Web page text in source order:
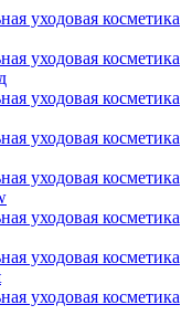
уходовая косметика
уходовая косметика
уходовая косметика
уходовая косметика
уходовая косметика
уходовая косметика
уходовая косметика
уходовая косметика